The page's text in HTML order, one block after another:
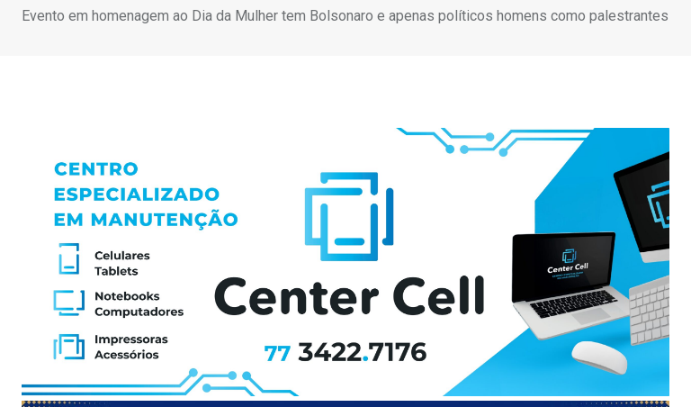
Evento em homenagem ao Dia da Mulher tem Bolsonaro e apenas políticos homens como palestrantes